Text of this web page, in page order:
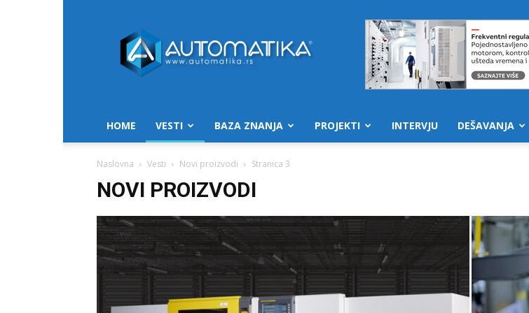
HOME VESTI BAZA ZNANJA PROJEKTI INTERVJU DEŠAVANJA
Naslovna Vesti Novi proizvodi Stranica 3
NOVI PROIZVODI